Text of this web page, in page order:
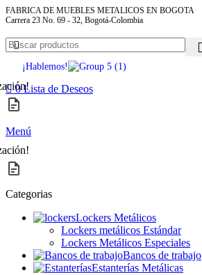
FABRICA DE MUEBLES METALICOS EN BOGOTA
Carrera 23 No. 69 - 32, Bogotá-Colombia
¡Hablemos!
0Lista de Deseos
Menú
Categorias
Lockers Metálicos
Lockers metálicos Estándar
Lockers Metálicos Especiales
Bancos de trabajo
Estanterías Metálicas